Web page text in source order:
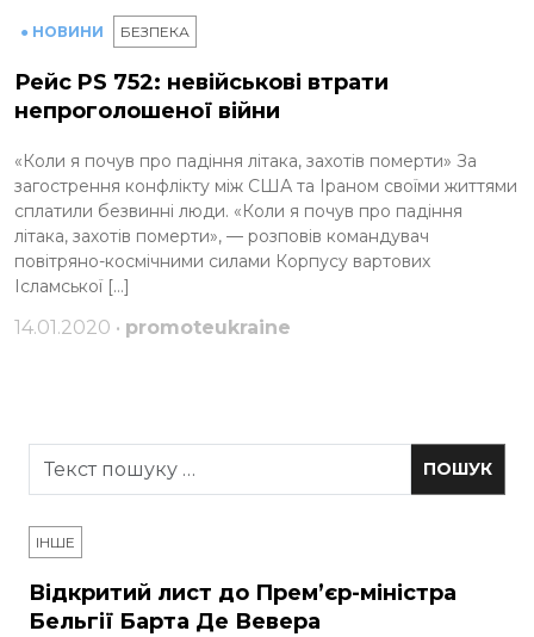
● НОВИНИ БЕЗПЕКА
Рейс PS 752: невійськові втрати
непроголошеної війни
«Коли я почув про падіння літака, захотів померти» За
загострення конфлікту між США та Іраном своїми життями
сплатили безвинні люди. «Коли я почув про падіння
літака, захотів померти», — розповів командувач
повітряно-космічними силами Корпусу вартових
Ісламської […]
14.01.2020 • promoteukraine
ІНШЕ
Відкритий лист до Прем’єр-міністра
Бельгії Барта Де Вевера